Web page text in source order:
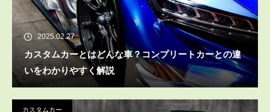
2025.02.27
カスタムカーとはどんな車？コンプリートカーとの違
いをわかりやすく解説
カスタムカー